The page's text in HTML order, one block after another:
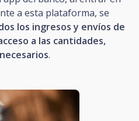
a esta plataforma, se
los ingresos y envíos de
a las cantidades,
.